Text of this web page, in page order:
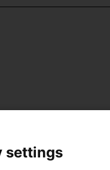
settings